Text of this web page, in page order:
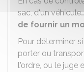
sac, d'un
de fournir un
Pour déterminer
porter ou
l'ordre, ou le juge